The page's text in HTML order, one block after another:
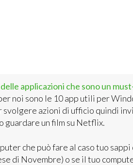
delle applicazioni che sono un
noi sono le 10 app utili per
azioni di ufficio quindi
guardare un film su Netflix.
che può fare al caso tuo
di Novembre) o se il tuo